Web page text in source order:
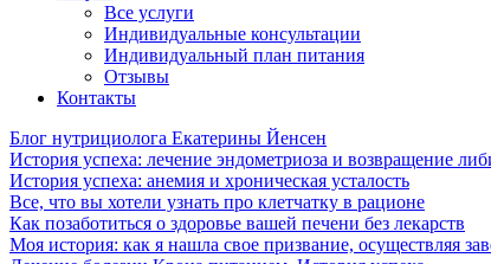
Все услуги
Индивидуальные консультации
Индивидуальный план питания
Отзывы
Контакты
Блог нутрициолога Екатерины Йенсен
История успеха: лечение эндометриоза и возвращение
История успеха: анемия и хроническая усталость
Все, что вы хотели узнать про клетчатку в рационе
Как позаботиться о здоровье вашей печени без лекарств
Моя история: как я нашла свое призвание, осуществляя